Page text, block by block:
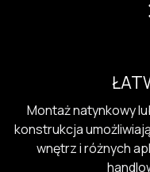
Montaż natynkowy
konstrukcja
wnętrz i różnych